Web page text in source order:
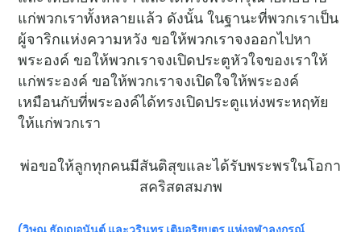
แก่พวกเราทั้งหลายแล้ว ดังนั้น ในฐานะที่พวกเราเป็น
ผู้จาริกแห่งความหวัง ขอให้พวกเราจงออกไปหา
พระองค์ ขอให้พวกเราจงเปิดประตูหัวใจของเราให้
แก่พระองค์ ขอให้พวกเราจงเปิดใจให้พระองค์
เหมือนกับที่พระองค์ได้ทรงเปิดประตูแห่งพระหฤทัย
ให้แก่พวกเรา
พ่อขอให้ลูกทุกคนมีสันติสุขและได้รับพระพรในโอกา
สคริสตสมภพ